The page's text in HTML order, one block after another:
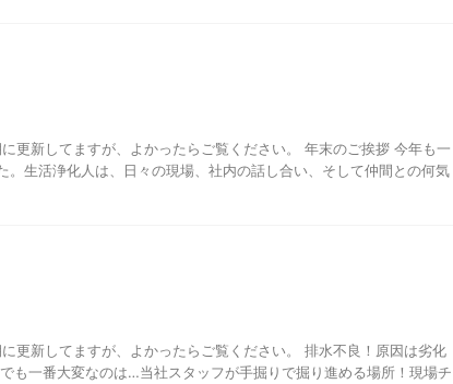
更新してますが、よかったらご覧ください。 年末のご挨拶 今年も一
。生活浄化人は、日々の現場、社内の話し合い、そして仲間との何気
更新してますが、よかったらご覧ください。 排水不良！原因は劣化
も一番大変なのは…当社スタッフが手掘りで掘り進める場所！現場チ